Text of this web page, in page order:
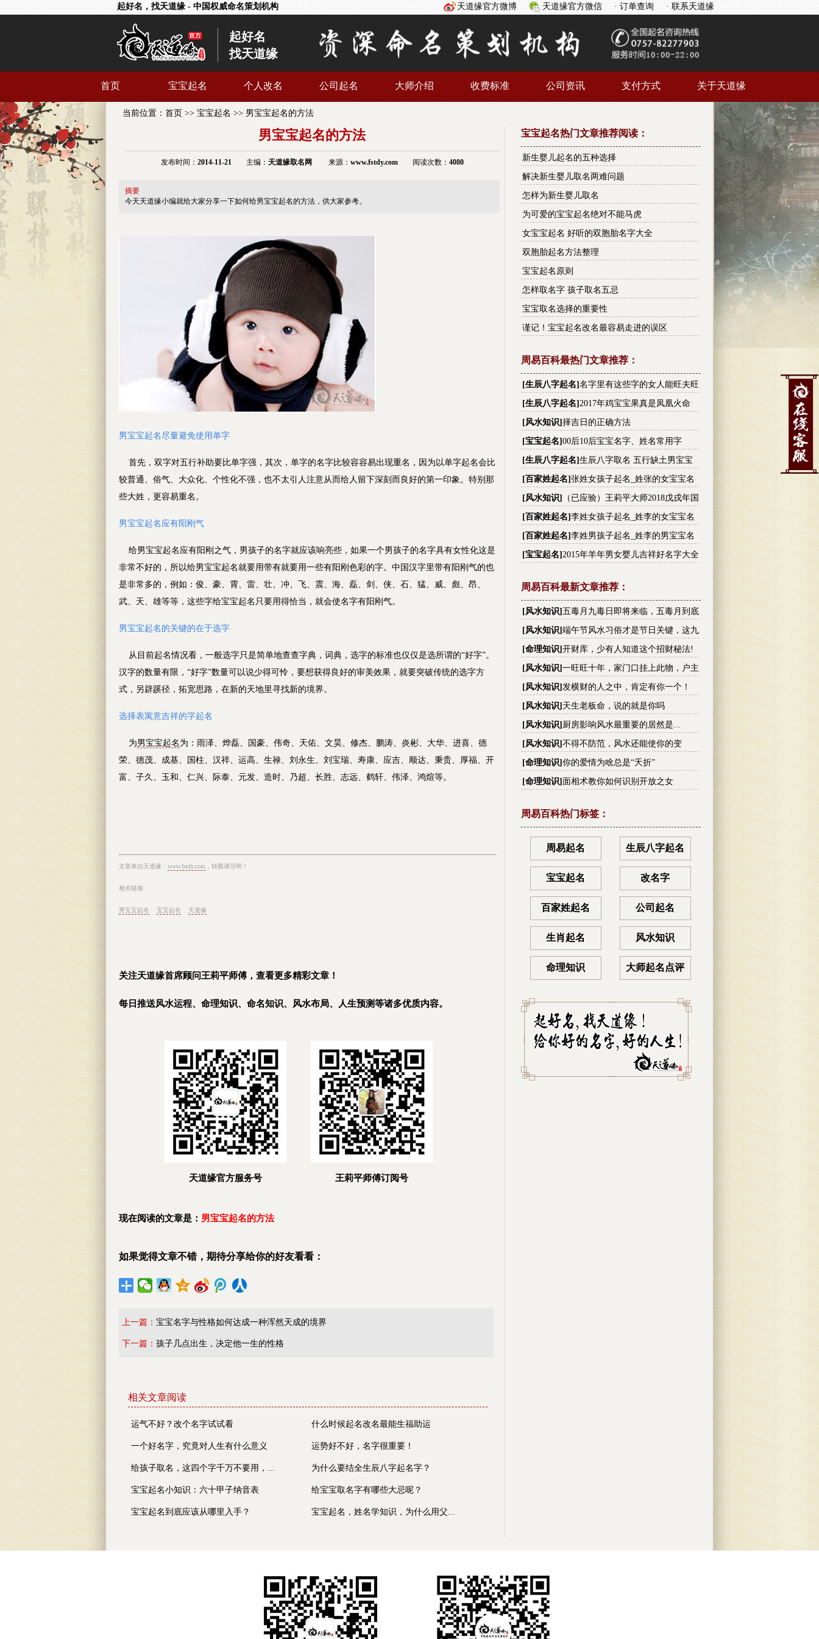
起好名，找天道缘 - 中国权威命名策划机构 · 联系天道缘
· 订单查询
天道缘官方微信
天道缘官方微博
起好名
找天道缘
首页 宝宝起名 个人改名 公司起名 大师介绍 收费标准 公司资讯 支付方式 关于天道缘
当前位置： 首页 >> 宝宝起名 >> 男宝宝起名的方法
男宝宝起名的方法
发布时间： 2014-11-21主编： 天道缘取名网 来源： www.fstdy.com阅读次数： 4080
摘要
今天天道缘小编就给大家分享一下如何给男宝宝起名的方法，供大家参考。
男宝宝起名 尽量避免使用单字
首先，双字对五行补助要比单字强，其次，单字的名字比较容容易出现重名，因为以单字起名会比
较普通、俗气、大众化、个性化不强，也不太引人注意从而给人留下深刻而良好的第一印象。特别那
些大姓，更容易重名。
男宝宝起名 应有阳刚气
给男宝宝起名应有阳刚之气，男孩子的名字就应该响亮些，如果一个男孩子的名字具有女性化这是
非常不好的，所以给男宝宝起名就要用带有就要用一些有阳刚色彩的字。中国汉字里带有阳刚气的也
是非常多的，例如：俊、豪、霄、雷、壮、冲、飞、震、海、磊、剑、侠、石、猛、威、彪、昂、
武、天、雄等等，这些字给宝宝起名只要用得恰当，就会使名字有阳刚气。
男宝宝起名的关键的在于选字
从目前起名情况看，一般选字只是简单地查查字典，词典，选字的标准也仅仅是选所谓的“好字”。
汉字的数量有限，“好字”数量可以说少得可怜，要想获得良好的审美效果，就要突破传统的选字方
式，另辟蹊径，拓宽思路，在新的天地里寻找新的境界。
选择表寓意吉祥的字起名
为男宝宝起名 为：雨泽、烨磊、国豪、伟奇、天佑、文昊、修杰、鹏涛、炎彬、大华、进喜、德
荣、德茂、成基、国柱、汉祥、运高、生禄、刘永生、刘宝瑞、寿康、应吉、顺达、秉贵、厚福、开
富、子久、玉和、仁兴、际泰、元发、造时、乃超、长胜、志远、鹤轩、伟泽、鸿煊等。
文章来自天道缘： www.fstdy.com ，转载请注明 ！
相关链接
男宝宝起名 宝宝起名 天道缘
关注天道缘首席顾问王莉平师傅，查看更多精彩文章！
每日推送风水运程、命理知识、命名知识、风水布局、人生预测等诸多优质内容。
天道缘官方服务号 王莉平师傅订阅号
现在阅读的文章是： 男宝宝起名的方法
如果觉得文章不错，期待分享给你的好友看看：
上一篇： 宝宝名字与性格如何达成一种浑然天成的境界
下一篇： 孩子几点出生，决定他一生的性格
相关文章阅读
运气不好？改个名字试试看 什么时候起名改名最能生福助运
一个好名字，究竟对人生有什么意义 运势好不好，名字很重要！
给孩子取名，这四个字千万不要用，... 为什么要结全生辰八字起名字？
宝宝起名小知识：六十甲子纳音表 给宝宝取名字有哪些大忌呢？
宝宝起名到底应该从哪里入手？ 宝宝起名，姓名学知识，为什么用父...
宝宝起名热门文章推荐阅读：
新生婴儿起名的五种选择
解决新生婴儿取名两难问题
怎样为新生婴儿取名
为可爱的宝宝起名绝对不能马虎
女宝宝起名 好听的双胞胎名字大全
双胞胎起名方法整理
宝宝起名原则
怎样取名字 孩子取名五忌
宝宝取名选择的重要性
谨记！宝宝起名改名最容易走进的误区
周易百科最热门文章推荐：
[生辰八字起名] 名字里有这些字的女人能旺夫旺
财,看有没有你的
[生辰八字起名] 2017年鸡宝宝果真是凤凰火命
[风水知识] 择吉日的正确方法
[宝宝起名] 00后10后宝宝名字、姓名常用字
[生辰八字起名] 生辰八字取名 五行缺土男宝宝
名字大全
[百家姓起名] 张姓女孩子起名_姓张的女宝宝名
字_张姓高分名字大全
[风水知识]
（已应验）王莉平大师2018戊戌年国
际国内大事件预测
[百家姓起名] 李姓女孩子起名_姓李的女宝宝名
字_李姓高分名字大全
[百家姓起名] 李姓男孩子起名_姓李的男宝宝名
字_李姓高分名字大全
[宝宝起名] 2015年羊年男女婴儿吉祥好名字大全
周易百科最新文章推荐：
[风水知识] 五毒月九毒日即将来临，五毒月到底
有多毒？男女禁忌不可不知！
[风水知识] 端午节风水习俗才是节日关键，这九
大禁忌你不可不知!
[命理知识] 开财库，少有人知道这个招财秘法!
[风水知识] 一旺旺十年，家门口挂上此物，户主
越住越有钱
[风水知识] 发横财的人之中，肯定有你一个！
[风水知识] 天生老板命，说的就是你吗
[风水知识] 厨房影响风水最重要的居然是...
[风水知识] 不得不防范，风水还能使你的变
丑？！
[命理知识] 你的爱情为啥总是“夭折”
[命理知识] 面相术教你如何识别开放之女
周易百科热门标签：
周易起名 生辰八字起名
宝宝起名 改名字
百家姓起名 公司起名
生肖起名 风水知识
命理知识 大师起名点评